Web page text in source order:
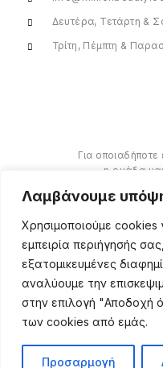
Λαμβάνουμε
Χρησιμοποιούμε cookies
εμπειρία περιήγησής
εξατομικευμένες
αναλύουμε την
στην επιλογή "Αποδοχή
των cookies από εμάς.
Προσαρμογή
Δευτέρα, Τετάρτη &
Τρίτη, Πέμπτη &
Για
η ομάδα
Copyright ©2026Million
Reserved. Κατασκευή
Webgrams